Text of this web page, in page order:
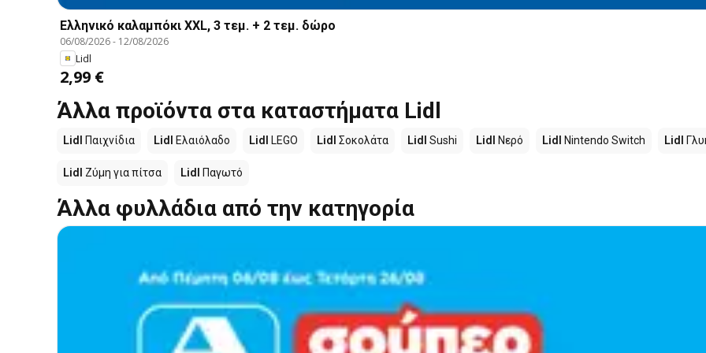
Ελληνικό καλαμπόκι XXL, 3 τεμ. + 2 τεμ. δώρο
06/08/2026- 12/08/2026
Lidl
2,99 €
Άλλα προϊόντα στα καταστήματα Lidl
Lidl Παιχνίδια Lidl Ελαιόλαδο Lidl LEGO Lidl Σοκολάτα Lidl Sushi Lidl Νερό Lidl Nintendo Switch Lidl
Lidl Ζύμη για πίτσα Lidl Παγωτό
Άλλα φυλλάδια από την κατηγορία